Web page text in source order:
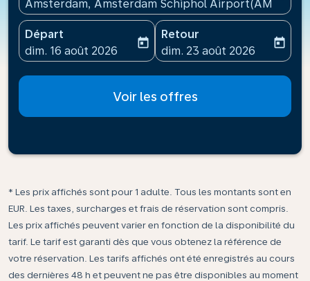
Amsterdam, Amsterdam Schiphol Airport(AMS),
Départ
fc-booking-departure-date-aria-label
dim. 16 août 2026
today
Retour
fc-booking-return-date-
dim. 23 août 2026
today
Voir les offres
* Les prix affichés sont pour 1 adulte. Tous les montants sont en
EUR. Les taxes, surcharges et frais de réservation sont compris.
Les prix affichés peuvent varier en fonction de la disponibilité du
tarif. Le tarif est garanti dès que vous obtenez la référence de
votre réservation. Les tarifs affichés ont été enregistrés au cours
des dernières 48 h et peuvent ne pas être disponibles au moment